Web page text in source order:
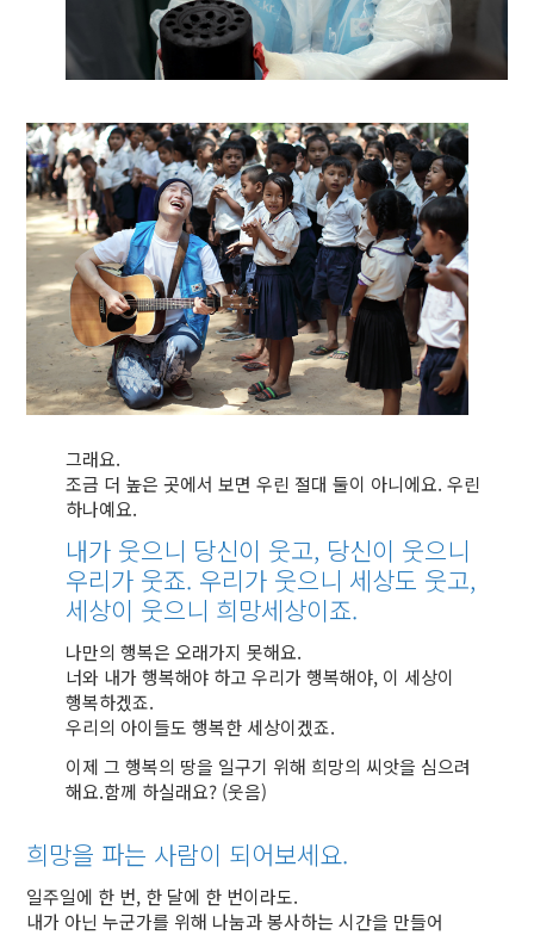
그래요.
조금 더 높은 곳에서 보면 우린 절대 둘이 아니에요. 우린
하나예요.
내가 웃으니 당신이 웃고, 당신이 웃으니
우리가 웃죠. 우리가 웃으니 세상도 웃고,
세상이 웃으니 희망세상이죠.
나만의 행복은 오래가지 못해요.
너와 내가 행복해야 하고 우리가 행복해야, 이 세상이
행복하겠죠.
우리의 아이들도 행복한 세상이겠죠.
이제 그 행복의 땅을 일구기 위해 희망의 씨앗을 심으려
해요.함께 하실래요? (웃음)
희망을 파는 사람이 되어보세요.
일주일에 한 번, 한 달에 한 번이라도.
내가 아닌 누군가를 위해 나눔과 봉사하는시간을 만들어